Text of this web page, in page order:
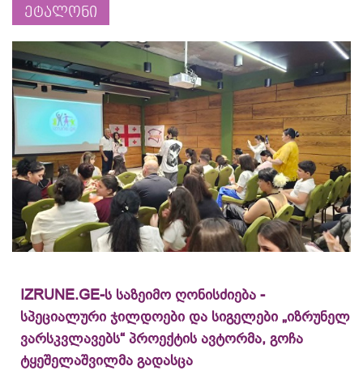
ეტალონი
IZRUNE.GE-ს საზეიმო ღონისძიება -
სპეციალური ჯილდოები და სიგელები „იზრუნელ
ვარსკვლავებს“ პროექტის ავტორმა, გოჩა
ტყეშელაშვილმა გადასცა